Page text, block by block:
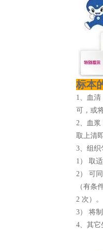
标本
1、血
可，或
2、血浆
取上清
3、组织
1） 取
2） 可
（有条
2 次）。
3） 将
4、其它